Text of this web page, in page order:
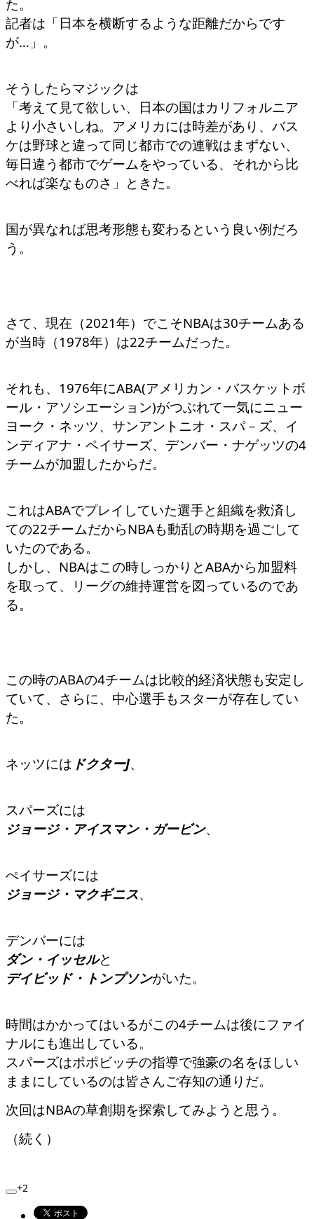
た。
記者は「日本を横断するような距離だからです
が…」。
そうしたらマジックは
「考えて見て欲しい、日本の国はカリフォルニア
より小さいしね。アメリカには時差があり、バス
ケは野球と違って同じ都市での連戦はまずない、
毎日違う都市でゲームをやっている、それから比
べれば楽なものさ」ときた。
国が異なれば思考形態も変わるという良い例だろ
う。
さて、現在（2021年）でこそNBAは30チームある
が当時（1978年） は22チームだった。
それも、1976年にABA(アメリカン・バスケットボ
ール・アソシエーション)がつぶれて一気にニュー
ヨーク・ネッツ、サンアントニオ・スパ－ズ、イ
ンディアナ・ペイサーズ、デンバー・ナゲッツの4
チームが加盟したからだ。
これはABAでプレイしていた選手と組織を救済し
ての22チームだからNBAも動乱の時期を過ごして
いたのである。
しかし、NBAはこの時しっかりとABAから加盟料
を取って、リーグの維持運営を図っているのであ
る。
この時のABAの4チームは比較的経済状態も安定し
ていて、さらに、中心選手もスターが存在してい
た。
ネッツには ドクターJ、
スパーズには
ジョージ・アイスマン・ガービン、
ぺイサーズには
ジョージ・マクギニス、
デンバーには
ダン・イッセルと
デイビッド・トンプソンがいた。
時間はかかってはいるがこの4チームは後にファイ
ナルにも進出している。
スパーズはポポビッチの指導で強豪の名をほしい
ままにしているのは皆さんご存知の通りだ。
次回はNBAの草創期を探索してみようと思う。
（続く）
+2